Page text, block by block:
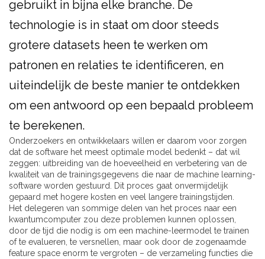
gebruikt in bijna elke branche. De
technologie is in staat om door steeds
grotere datasets heen te werken om
patronen en relaties te identificeren, en
uiteindelijk de beste manier te ontdekken
om een ​​antwoord op een bepaald probleem
te berekenen.
Onderzoekers en ontwikkelaars willen er daarom voor zorgen
dat de software het meest optimale model bedenkt – dat wil
zeggen: uitbreiding van de hoeveelheid en verbetering van de
kwaliteit van de trainingsgegevens die naar de machine learning-
software worden gestuurd. Dit proces gaat onvermijdelijk
gepaard met hogere kosten en veel langere trainingstijden.
Het delegeren van sommige delen van het proces naar een
kwantumcomputer zou deze problemen kunnen oplossen,
door de tijd die nodig is om een ​​machine-leermodel te trainen
of te evalueren, te versnellen, maar ook door de zogenaamde
feature space enorm te vergroten – de verzameling functies die